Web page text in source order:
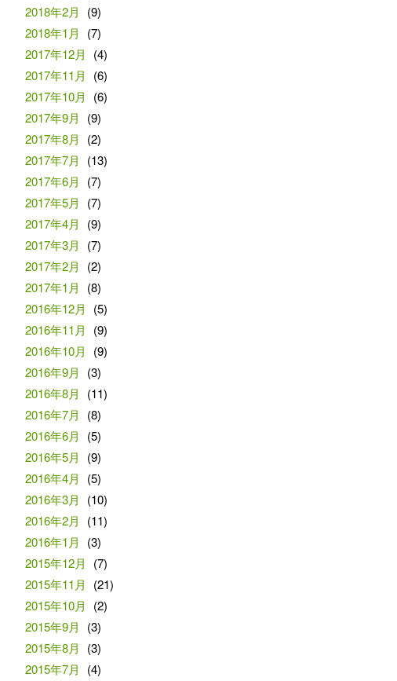
2018年2月
(9)
2018年1月
(7)
2017年12月
(4)
2017年11月
(6)
2017年10月
(6)
2017年9月
(9)
2017年8月
(2)
2017年7月
(13)
2017年6月
(7)
2017年5月
(7)
2017年4月
(9)
2017年3月
(7)
2017年2月
(2)
2017年1月
(8)
2016年12月
(5)
2016年11月
(9)
2016年10月
(9)
2016年9月
(3)
2016年8月
(11)
2016年7月
(8)
2016年6月
(5)
2016年5月
(9)
2016年4月
(5)
2016年3月
(10)
2016年2月
(11)
2016年1月
(3)
2015年12月
(7)
2015年11月
(21)
2015年10月
(2)
2015年9月
(3)
2015年8月
(3)
2015年7月
(4)